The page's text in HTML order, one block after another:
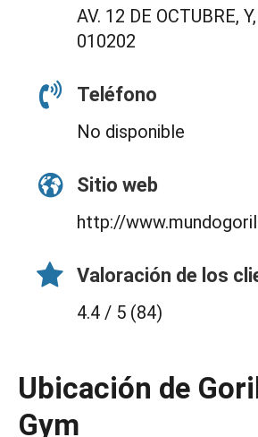
AV. 12 DE OCTUBRE,
010202
Teléfono
No disponible
Sitio web
http://
Valoración de los
4.4 / 5 (84)
Ubicación de
Gym